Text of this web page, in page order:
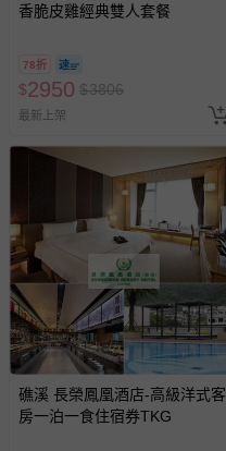
香脆皮雞經典雙人套餐
78折
$2950 $3806
最新上架
礁溪 長榮鳳凰酒店-高級洋式客
房一泊一食住宿券TKG